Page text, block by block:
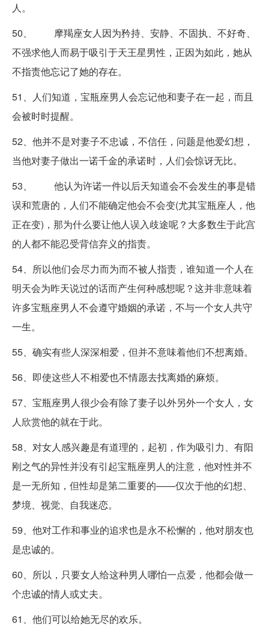
人。
50、 摩羯座女人因为矜持、安静、不固执、不好奇、
不强求他人而易于吸引于天王星男性，正因为如此，她从
不指责他忘记了她的存在。
51、人们知道，宝瓶座男人会忘记他和妻子在一起，而且
会被时时提醒。
52、他并不是对妻子不忠诚，不信任，问题是他爱幻想，
当他对妻子做出一诺千金的承诺时，人们会惊讶无比。
53、 他认为许诺一件以后天知道会不会发生的事是错
误和荒唐的，人们不能确定他会不会变(尤其宝瓶座人，他
正在变)，那为什么要让他人误入歧途呢？大多数生于此宫
的人都不能忍受背信弃义的指责。
54、所以他们会尽力而为而不被人指责，谁知道一个人在
明天会为昨天说过的话而产生何种感想呢？这并非意味着
许多宝瓶座男人不会遵守婚姻的承诺，不与一个女人共守
一生。
55、确实有些人深深相爱，但并不意味着他们不想离婚。
56、即使这些人不相爱也不情愿去找离婚的麻烦。
57、宝瓶座男人很少会有除了妻子以外另外一个女人，女
人欣赏他的就在于此。
58、对女人感兴趣是有道理的，起初，作为吸引力、有阳
刚之气的异性并没有引起宝瓶座男人的注意，他对性并不
是一无所知，但性却是第二重要的——仅次于他的幻想、
梦境、视觉、自我迷恋。
59、他对工作和事业的追求也是永不松懈的，他对朋友也
是忠诚的。
60、所以，只要女人给这种男人哪怕一点爱，他都会做一
个忠诚的情人或丈夫。
61、他们可以给她无尽的欢乐。